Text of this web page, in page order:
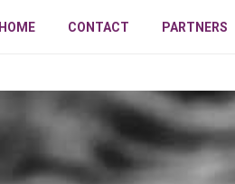
HOME CONTACT PARTNERS